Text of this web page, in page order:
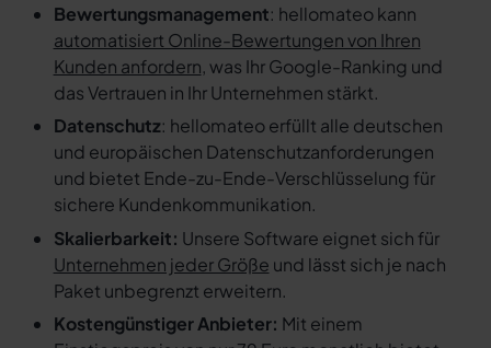
Bewertungsmanagement: hellomateo kann
automatisiert Online-Bewertungen von Ihren
Kunden anfordern, was Ihr Google-Ranking und
das Vertrauen in Ihr Unternehmen stärkt.
Datenschutz: hellomateo erfüllt alle deutschen
und europäischen Datenschutzanforderungen
und bietet Ende-zu-Ende-Verschlüsselung für
sichere Kundenkommunikation.
Skalierbarkeit: Unsere Software eignet sich für
Unternehmen jeder Größe und lässt sich je nach
Paket unbegrenzt erweitern.
Kostengünstiger Anbieter: Mit einem